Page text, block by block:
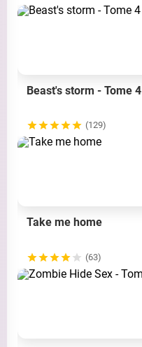
Beast's storm - Tome 4
(129)
Take me home
(63)